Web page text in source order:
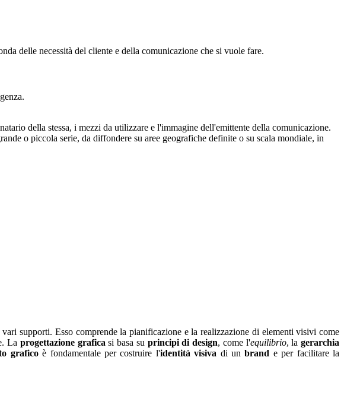
delle necessità del cliente e della comunicazione che si vuole fare.
della stessa, i mezzi da utilizzare e l'immagine dell'emittente della comunicazione.
o piccola serie, da diffondere su aree geografiche definite o su scala mondiale, in
vari supporti. Esso comprende la pianificazione e la realizzazione di elementi visivi come
La progettazione grafica si basa su principi di design, come l'equilibrio, lagerarchia
graficoè fondamentale per costruire l'identità visiva di unbrand e per facilitare la